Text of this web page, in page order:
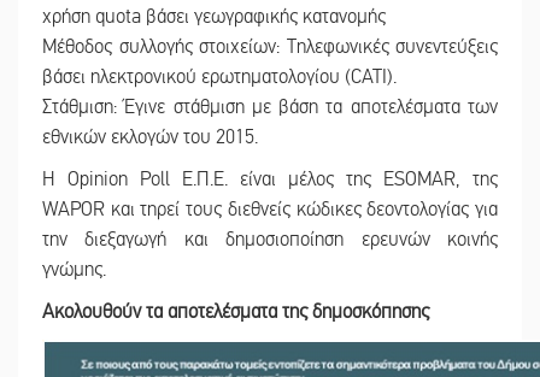
χρήση quota βάσει γεωγραφικής κατανομής
Μέθοδος συλλογής στοιχείων: Τηλεφωνικές συνεντεύξεις
βάσει ηλεκτρονικού ερωτηματολογίου (CATI).
Στάθμιση: Έγινε στάθμιση με βάση τα αποτελέσματα των
εθνικών εκλογών του 2015.
Η Opinion Poll Ε.Π.Ε. είναι μέλος της ESOMAR, της
WAPOR και τηρεί τους διεθνείς κώδικες δεοντολογίας για
την διεξαγωγή και δημοσιοποίηση ερευνών κοινής
γνώμης.
Ακολουθούν τα αποτελέσματα της δημοσκόπησης